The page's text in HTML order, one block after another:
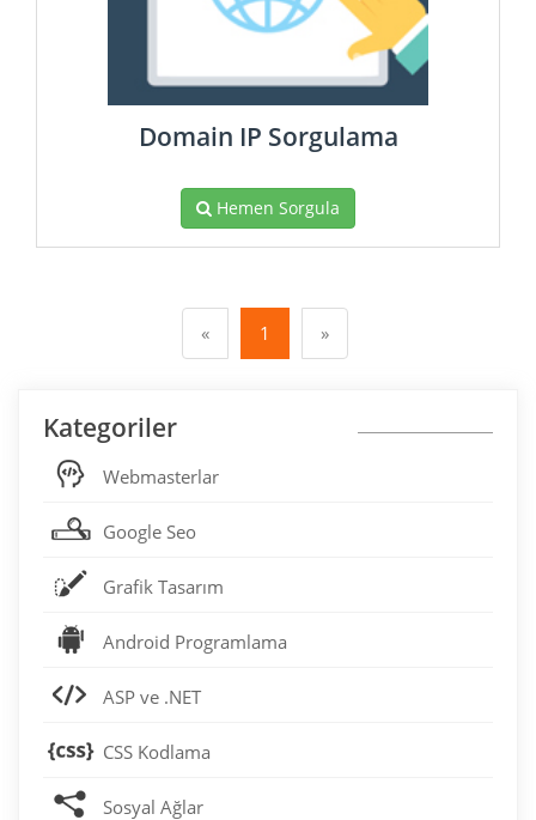
Domain IP Sorgulama
Hemen Sorgula
« 1 »
Kategoriler
Webmasterlar
Google Seo
Grafik Tasarım
Android Programlama
ASP ve .NET
CSS Kodlama
Sosyal Ağlar